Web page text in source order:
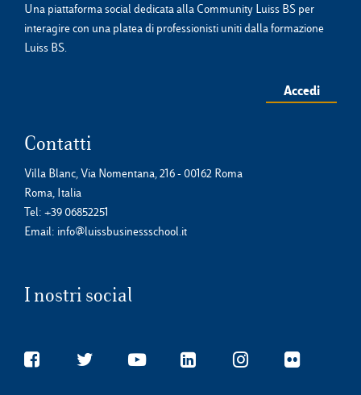
Una piattaforma social dedicata alla Community Luiss BS per
interagire con una platea di professionisti uniti dalla formazione
Luiss BS.
Accedi
Contatti
Villa Blanc, Via Nomentana, 216 - 00162 Roma
Roma, Italia
Tel: +39 06852251
Email: info@luissbusinessschool.it
I nostri social